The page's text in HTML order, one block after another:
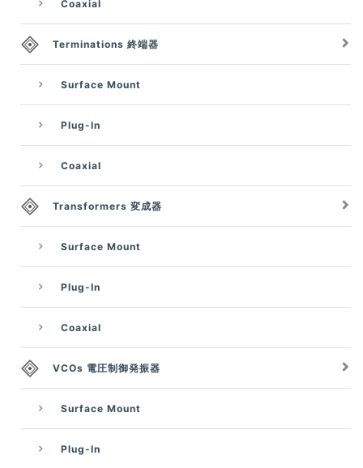
Coaxial
Terminations 終端器
Surface Mount
Plug-In
Coaxial
Transformers 変成器
Surface Mount
Plug-In
Coaxial
VCOs 電圧制御発振器
Surface Mount
Plug-In